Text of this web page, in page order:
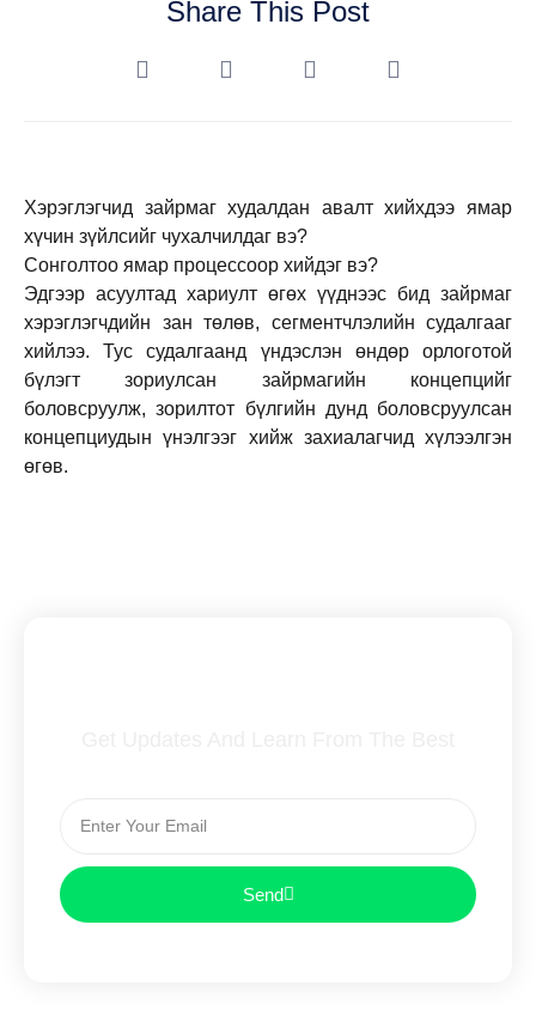
Share This Post
Хэрэглэгчид зайрмаг худалдан авалт хийхдээ ямар
хүчин зүйлсийг чухалчилдаг вэ?
Сонголтоо ямар процессоор хийдэг вэ?
Эдгээр асуултад хариулт өгөх үүднээс бид зайрмаг
хэрэглэгчдийн зан төлөв, сегментчлэлийн судалгааг
хийлээ. Тус судалгаанд үндэслэн өндөр орлоготой
бүлэгт зориулсан зайрмагийн концепцийг
боловсруулж, зорилтот бүлгийн дунд боловсруулсан
концепциудын үнэлгээг хийж захиалагчид хүлээлгэн
өгөв.
Send